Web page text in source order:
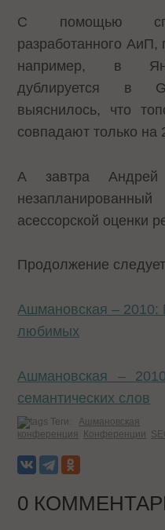
С помощью
разработанного АиП,
например, в
дублируется в
выяснилось, что
совпадают только на
А завтра Андрей
асессорской оценки
Продолжение
Ашмановская – 2010:
любимых
Ашмановская –
семантических слов
Теги:
Ашмановская
конференция
Конференции
0